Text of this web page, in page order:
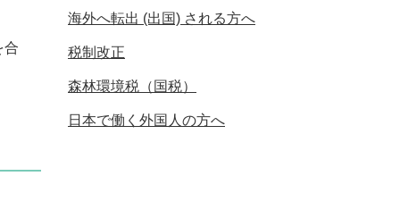
合
海外へ転出 (出国) される方へ
税制改正
森林環境税（国税）
日本で働く外国人の方へ